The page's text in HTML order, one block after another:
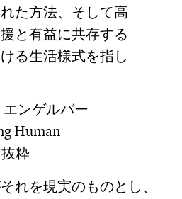
た方法、そして高
と有益に共存する
る生活様式を指し
ンゲルバー
Human
粋
れを現実のものとし、